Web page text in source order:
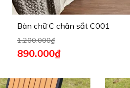
Bàn chữ C chân sắt C001
1.200.000₫
890.000₫